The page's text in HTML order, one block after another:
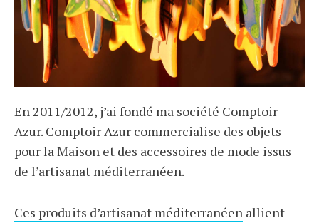
En 2011/2012, j’ai fondé ma société Comptoir
Azur. Comptoir Azur commercialise des objets
pour la Maison et des accessoires de mode issus
de l’artisanat méditerranéen.
Ces produits d’artisanat méditerranéen allient